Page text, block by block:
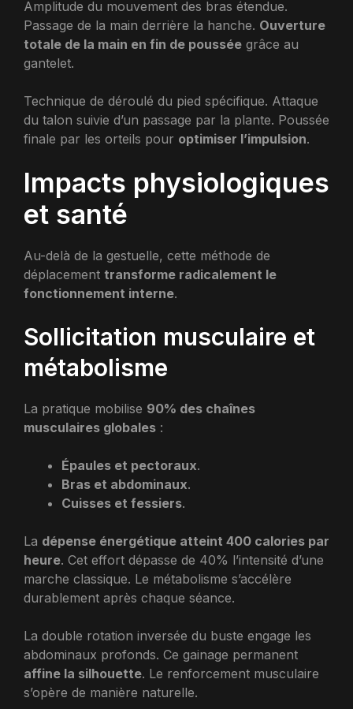
Amplitude du mouvement des bras étendue.
Passage de la main derrière la hanche. Ouverture
totale de la main en fin de poussée grâce au
gantelet.
Technique de déroulé du pied spécifique. Attaque
du talon suivie d’un passage par la plante. Poussée
finale par les orteils pour optimiser l’impulsion.
Impacts physiologiques
et santé
Au-delà de la gestuelle, cette méthode de
déplacement transforme radicalement le
fonctionnement interne.
Sollicitation musculaire et
métabolisme
La pratique mobilise 90% des chaînes
musculaires globales :
Épaules et pectoraux.
Bras et abdominaux.
Cuisses et fessiers.
La dépense énergétique atteint 400 calories par
heure. Cet effort dépasse de 40% l’intensité d’une
marche classique. Le métabolisme s’accélère
durablement après chaque séance.
La double rotation inversée du buste engage les
abdominaux profonds. Ce gainage permanent
affine la silhouette. Le renforcement musculaire
s’opère de manière naturelle.